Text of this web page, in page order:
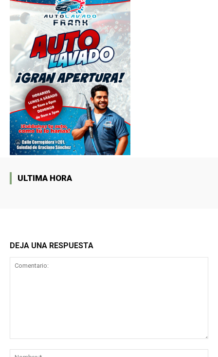
ULTIMA HORA
DEJA UNA RESPUESTA